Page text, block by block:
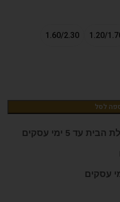
1.20/
1.60/2.30
לסל
עד 5 ימי עסקים